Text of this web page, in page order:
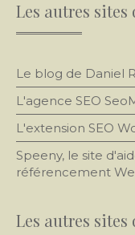
Les autres sites
Le blog de Daniel
L'agence SEO
L'extension SEO
Speeny, le site
référencement
Les autres